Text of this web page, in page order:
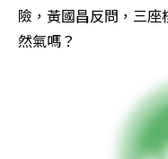
險，黃國昌反問，三
然氣嗎？